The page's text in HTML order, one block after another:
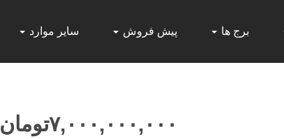
برج ها پیش فروش سایر موارد
۷,۰۰۰,۰۰۰,۰۰۰تومان